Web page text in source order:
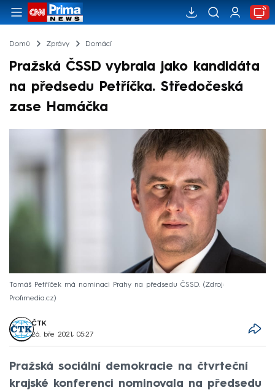
Domů Zprávy Domácí
Pražská ČSSD vybrala jako kandidáta
na předsedu Petříčka. Středočeská
zase Hamáčka
Tomáš Petříček má nominaci Prahy na předsedu ČSSD.
Zdroj:
Profimedia.cz
ČTK
26. bře 2021, 05:27
Pražská sociální demokracie na čtvrteční
krajské konferenci nominovala na předsedu